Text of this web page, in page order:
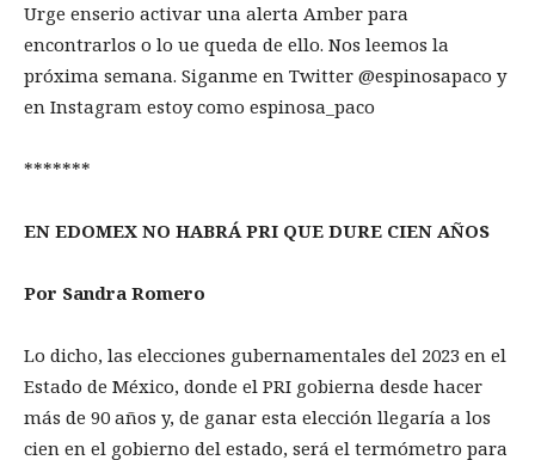
Urge enserio activar una alerta Amber para
encontrarlos o lo ue queda de ello. Nos leemos la
próxima semana. Siganme en Twitter @espinosapaco y
en Instagram estoy como espinosa_paco
*******
EN EDOMEX NO HABRÁ PRI QUE DURE CIEN AÑOS
Por Sandra Romero
Lo dicho, las elecciones gubernamentales del 2023 en el
Estado de México, donde el PRI gobierna desde hacer
más de 90 años y, de ganar esta elección llegaría a los
cien en el gobierno del estado, será el termómetro para